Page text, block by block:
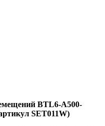
BTL6-A500-
SET011W)